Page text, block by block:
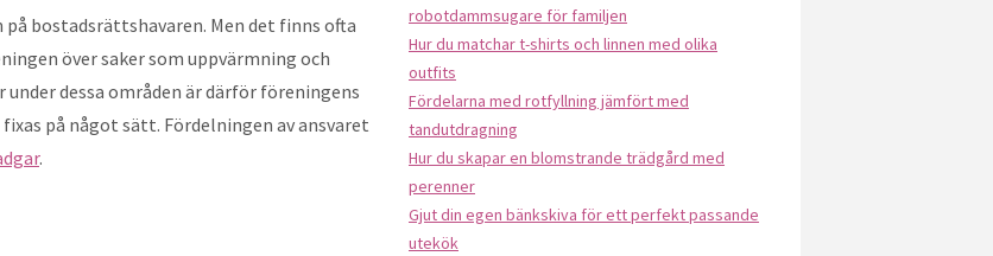
bostadsrättshavaren. Men det finns ofta
över saker som uppvärmning och
dessa områden är därför föreningens
på något sätt. Fördelningen av ansvaret
.
robotdammsugare för familjen
Hur du matchar t-shirts och linnen med olika
outfits
Fördelarna med rotfyllning jämfört med
tandutdragning
Hur du skapar en blomstrande trädgård med
perenner
Gjut din egen bänkskiva för ett perfekt passande
utekök